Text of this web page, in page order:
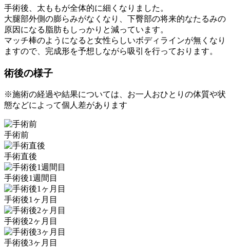
手術後、太ももが全体的に細くなりました。
大腿部外側の膨らみがなくなり、下臀部の将来的なたるみの
原因になる脂肪もしっかりと減っています。
マッチ棒のようになると女性らしいボディラインが無くなり
ますので、完成形を予想しながら吸引を行っております。
術後の様子
※施術の経過や結果については、お一人おひとりの体質や状
態などによって個人差があります
手術前
手術直後
手術後1週間目
手術後1ヶ月目
手術後2ヶ月目
手術後3ヶ月目